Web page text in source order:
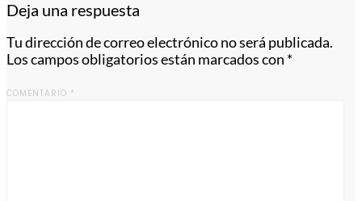
Deja una respuesta
Tu dirección de correo electrónico no será publicada.
Los campos obligatorios están marcados con *
COMENTARIO *